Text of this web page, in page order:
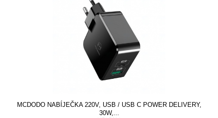
MCDODO NABÍJEČKA 220V, USB / USB C POWER DELIVERY,
30W,...